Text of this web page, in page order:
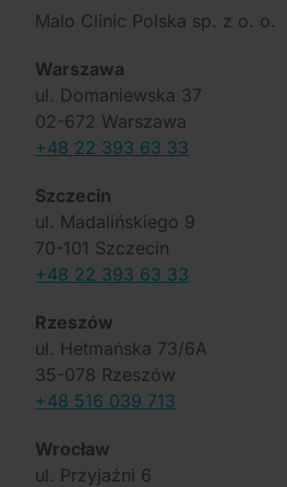
Malo Clinic Polska sp. z o. o.
Warszawa
ul. Domaniewska 37
02-672 Warszawa
+48 22 393 63 33
Szczecin
ul. Madalińskiego 9
70-101 Szczecin
+48 22 393 63 33
Rzeszów
ul. Hetmańska 73/6A
35-078 Rzeszów
+48 516 039 713
Wrocław
ul. Przyjaźni 6